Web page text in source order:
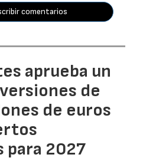
comentarios
aprueba un
de
de euros
para 2027